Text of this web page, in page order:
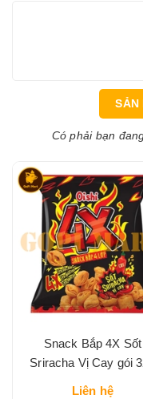
SẢN
Có phải bạn
Snack Bắp 4X Sốt
Sriracha Vị Cay gói
Liên hệ